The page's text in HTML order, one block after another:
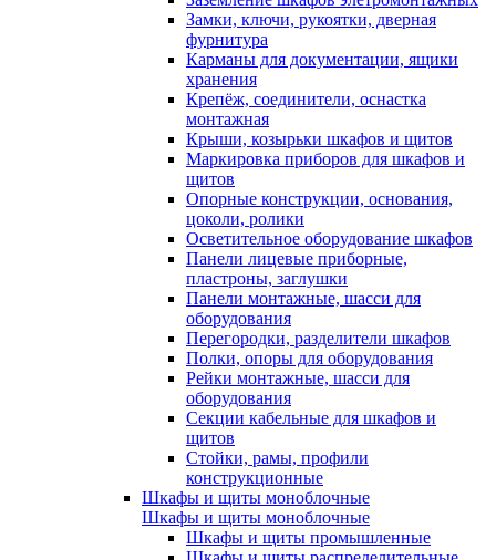
Замки, ключи, рукоятки, дверная
фурнитура
Карманы для документации, ящики
хранения
Крепёж, соединители, оснастка
монтажная
Крыши, козырьки шкафов и щитов
Маркировка приборов для шкафов и
щитов
Опорные конструкции, основания,
цоколи, ролики
Осветительное оборудование шкафов
Панели лицевые приборные,
пластроны, заглушки
Панели монтажные, шасси для
оборудования
Перегородки, разделители шкафов
Полки, опоры для оборудования
Рейки монтажные, шасси для
оборудования
Секции кабельные для шкафов и
щитов
Стойки, рамы, профили
конструкционные
Шкафы и щиты моноблочные
Шкафы и щиты моноблочные
Шкафы и щиты промышленные